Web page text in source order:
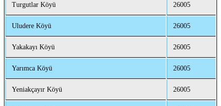
Turgutlar Köyü 26005
Uludere Köyü 26005
Yakakayı Köyü 26005
Yarımca Köyü 26005
Yeniakçayır Köyü 26005